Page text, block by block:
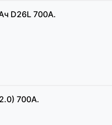
D26L 700А.
700А.